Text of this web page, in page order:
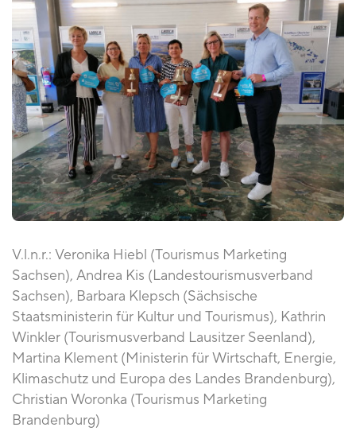
V.l.n.r.: Veronika Hiebl (Tourismus Marketing
Sachsen), Andrea Kis (Landestourismusverband
Sachsen), Barbara Klepsch (Sächsische
Staatsministerin für Kultur und Tourismus), Kathrin
Winkler (Tourismusverband Lausitzer Seenland),
Martina Klement (Ministerin für Wirtschaft, Energie,
Klimaschutz und Europa des Landes Brandenburg),
Christian Woronka (Tourismus Marketing
Brandenburg)